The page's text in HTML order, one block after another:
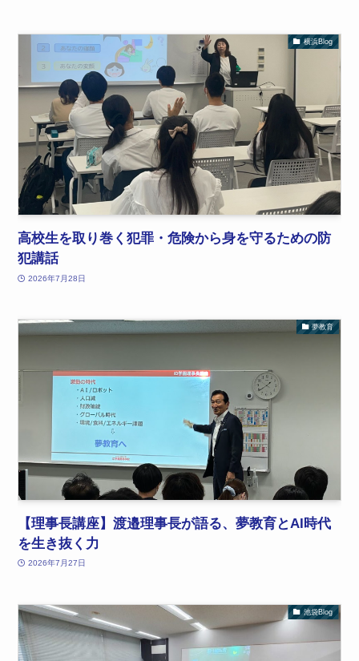
横浜Blog
高校生を取り巻く犯罪・危険から身を守るための防
犯講話
2026年7月28日
夢教育
【理事長講座】渡邉理事長が語る、夢教育とAI時代
を生き抜く力
2026年7月27日
池袋Blog